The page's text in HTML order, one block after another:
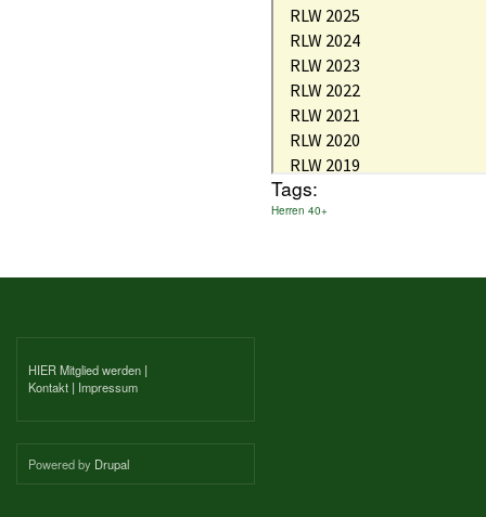
Tags:
Herren 40+
HIER Mitglied werden |
Kontakt | Impressum
Powered by Drupal